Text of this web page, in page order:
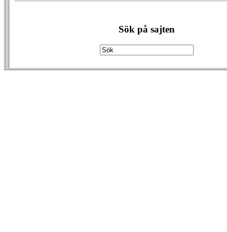
Sök på sajten